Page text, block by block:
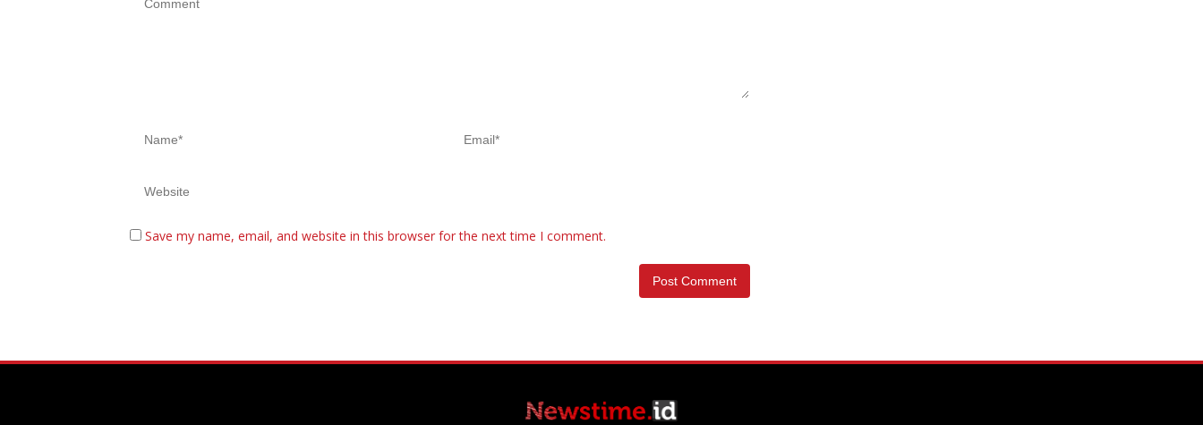
Save my name, email, and website in this browser for the next time I comment.